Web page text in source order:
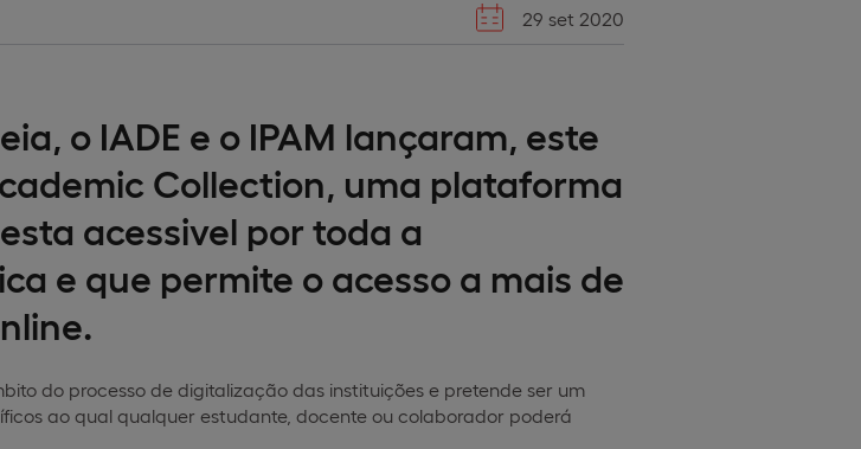
29 set 2020
o IADE e o IPAM lançaram, este
Collection, uma plataforma
acessivel por toda a
e que permite o acesso a mais de
do processo de digitalização das instituições e pretende ser um
ao qual qualquer estudante, docente ou colaborador poderá